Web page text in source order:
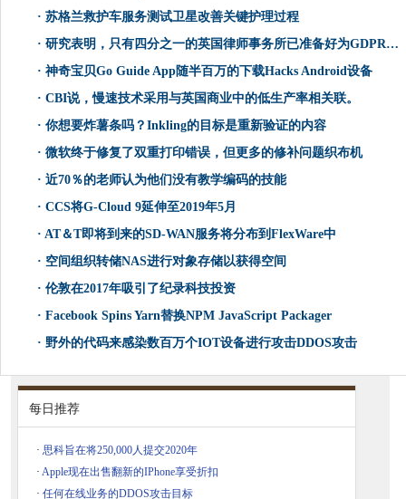
· 苏格兰救护车服务测试卫星改善关键护理过程
· 研究表明，只有四分之一的英国律师事务所已准备好为GDPR提供
· 神奇宝贝Go Guide App随半百万的下载Hacks Android设备
· CBI说，慢速技术采用与英国商业中的低生产率相关联。
· 你想要炸薯条吗？Inkling的目标是重新验证的内容
· 微软终于修复了双重打印错误，但更多的修补问题织布机
· 近70％的老师认为他们没有教学编码的技能
· CCS将G-Cloud 9延伸至2019年5月
· AT＆T即将到来的SD-WAN服务将分布到FlexWare中
· 空间组织转储NAS进行对象存储以获得空间
· 伦敦在2017年吸引了纪录科技投资
· Facebook Spins Yarn替换NPM JavaScript Packager
· 野外的代码来感染数百万个IOT设备进行攻击DDOS攻击
每日推荐
· 思科旨在将250,000人提交2020年
· Apple现在出售翻新的IPhone享受折扣
· 任何在线业务的DDOS攻击目标